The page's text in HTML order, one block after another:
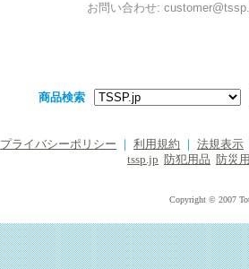
お問い合わせ:
商品検索
プライバシーポリシー 利用規約 法規表示
tssp.jp
防犯用品 防災
Copyright © 2007